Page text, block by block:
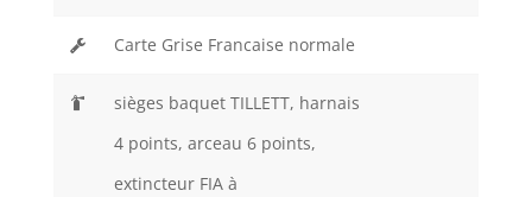
Carte Grise Francaise normale
sièges baquet TILLETT, harnais
4 points, arceau 6 points,
extincteur FIA à